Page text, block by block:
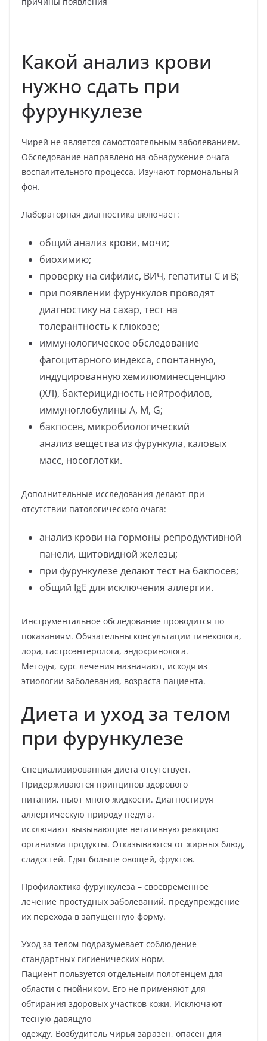
Какой анализ крови
нужно сдать при
фурункулезе
Чирей не является самостоятельным заболеванием.
Обследование направлено на обнаружение очага
воспалительного процесса. Изучают гормональный
фон.
Лабораторная диагностика включает:
общий анализ крови, мочи;
биохимию;
проверку на сифилис, ВИЧ, гепатиты C и B;
при появлении фурункулов проводят
диагностику на сахар, тест на
толерантность к глюкозе;
иммунологическое обследование
фагоцитарного индекса, спонтанную,
индуцированную хемилюминесценцию
(ХЛ), бактерицидность нейтрофилов,
иммуноглобулины A, M, G;
бакпосев, микробиологический
анализ вещества из фурункула, каловых
масс, носоглотки.
Дополнительные исследования делают при
отсутствии патологического очага:
анализ крови на гормоны репродуктивной
панели, щитовидной железы;
при фурункулезе делают тест на бакпосев;
общий IgE для исключения аллергии.
Инструментальное обследование проводится по
показаниям. Обязательны консультации гинеколога,
лора, гастроэнтеролога, эндокринолога.
Методы, курс лечения назначают, исходя из
этиологии заболевания, возраста пациента.
Диета и уход за телом
при фурункулезе
Специализированная диета отсутствует.
Придерживаются принципов здорового
питания, пьют много жидкости. Диагностируя
аллергическую природу недуга,
исключают вызывающие негативную реакцию
организма продукты. Отказываются от жирных блюд,
сладостей. Едят больше овощей, фруктов.
Профилактика фурункулеза – своевременное
лечение простудных заболеваний, предупреждение
их перехода в запущенную форму.
Уход за телом подразумевает соблюдение
стандартных гигиенических норм.
Пациент пользуется отдельным полотенцем для
области с гнойником. Его не применяют для
обтирания здоровых участков кожи. Исключают
тесную давящую
одежду. Возбудитель чирья заразен, опасен для